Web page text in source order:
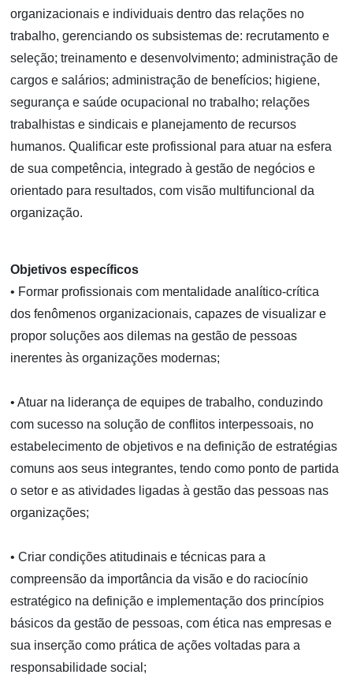
organizacionais e individuais dentro das relações no
trabalho, gerenciando os subsistemas de: recrutamento e
seleção; treinamento e desenvolvimento; administração de
cargos e salários; administração de benefícios; higiene,
segurança e saúde ocupacional no trabalho; relações
trabalhistas e sindicais e planejamento de recursos
humanos. Qualificar este profissional para atuar na esfera
de sua competência, integrado à gestão de negócios e
orientado para resultados, com visão multifuncional da
organização.
Objetivos específicos
• Formar profissionais com mentalidade analítico-crítica
dos fenômenos organizacionais, capazes de visualizar e
propor soluções aos dilemas na gestão de pessoas
inerentes às organizações modernas;
• Atuar na liderança de equipes de trabalho, conduzindo
com sucesso na solução de conflitos interpessoais, no
estabelecimento de objetivos e na definição de estratégias
comuns aos seus integrantes, tendo como ponto de partida
o setor e as atividades ligadas à gestão das pessoas nas
organizações;
• Criar condições atitudinais e técnicas para a
compreensão da importância da visão e do raciocínio
estratégico na definição e implementação dos princípios
básicos da gestão de pessoas, com ética nas empresas e
sua inserção como prática de ações voltadas para a
responsabilidade social;